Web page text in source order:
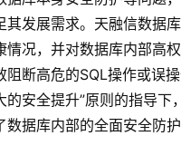
其发展需求。天融信数据
情况，并对数据库内部高
阻断高危的SQL操作或误
的安全提升”原则的指导下
据库内部的全面安全防护